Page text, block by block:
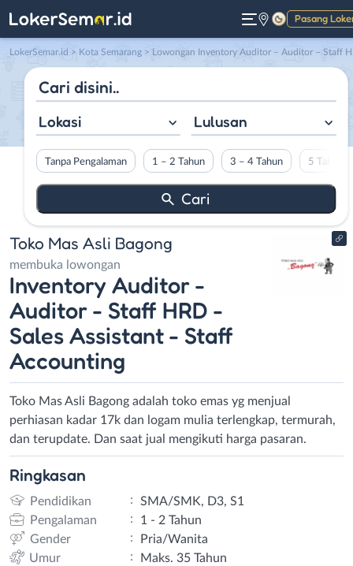
Pasang
Gelap
LokerSemar.id > Kota Semarang > Lowongan Inventory Auditor – Auditor – Staff HRD – Sales Assistant – Staff Accounting di Toko Mas Asli Bagong
Lokasi Lulusan
Tanpa Pengalaman 1 – 2 Tahun 3 – 4 Tahun 5 Tahun
Toko Mas Asli Bagong
membuka lowongan
Inventory Auditor -
Auditor - Staff HRD -
Sales Assistant - Staff
Accounting
Toko Mas Asli Bagong adalah toko emas yg menjual
perhiasan kadar 17k dan logam mulia terlengkap, termurah,
dan terupdate. Dan saat jual mengikuti harga pasaran.
Ringkasan
Pendidikan :
SMA/SMK, D3, S1
Pengalaman
:
1 - 2 Tahun
Gender
:
Pria/Wanita
Umur
:
Maks. 35 Tahun